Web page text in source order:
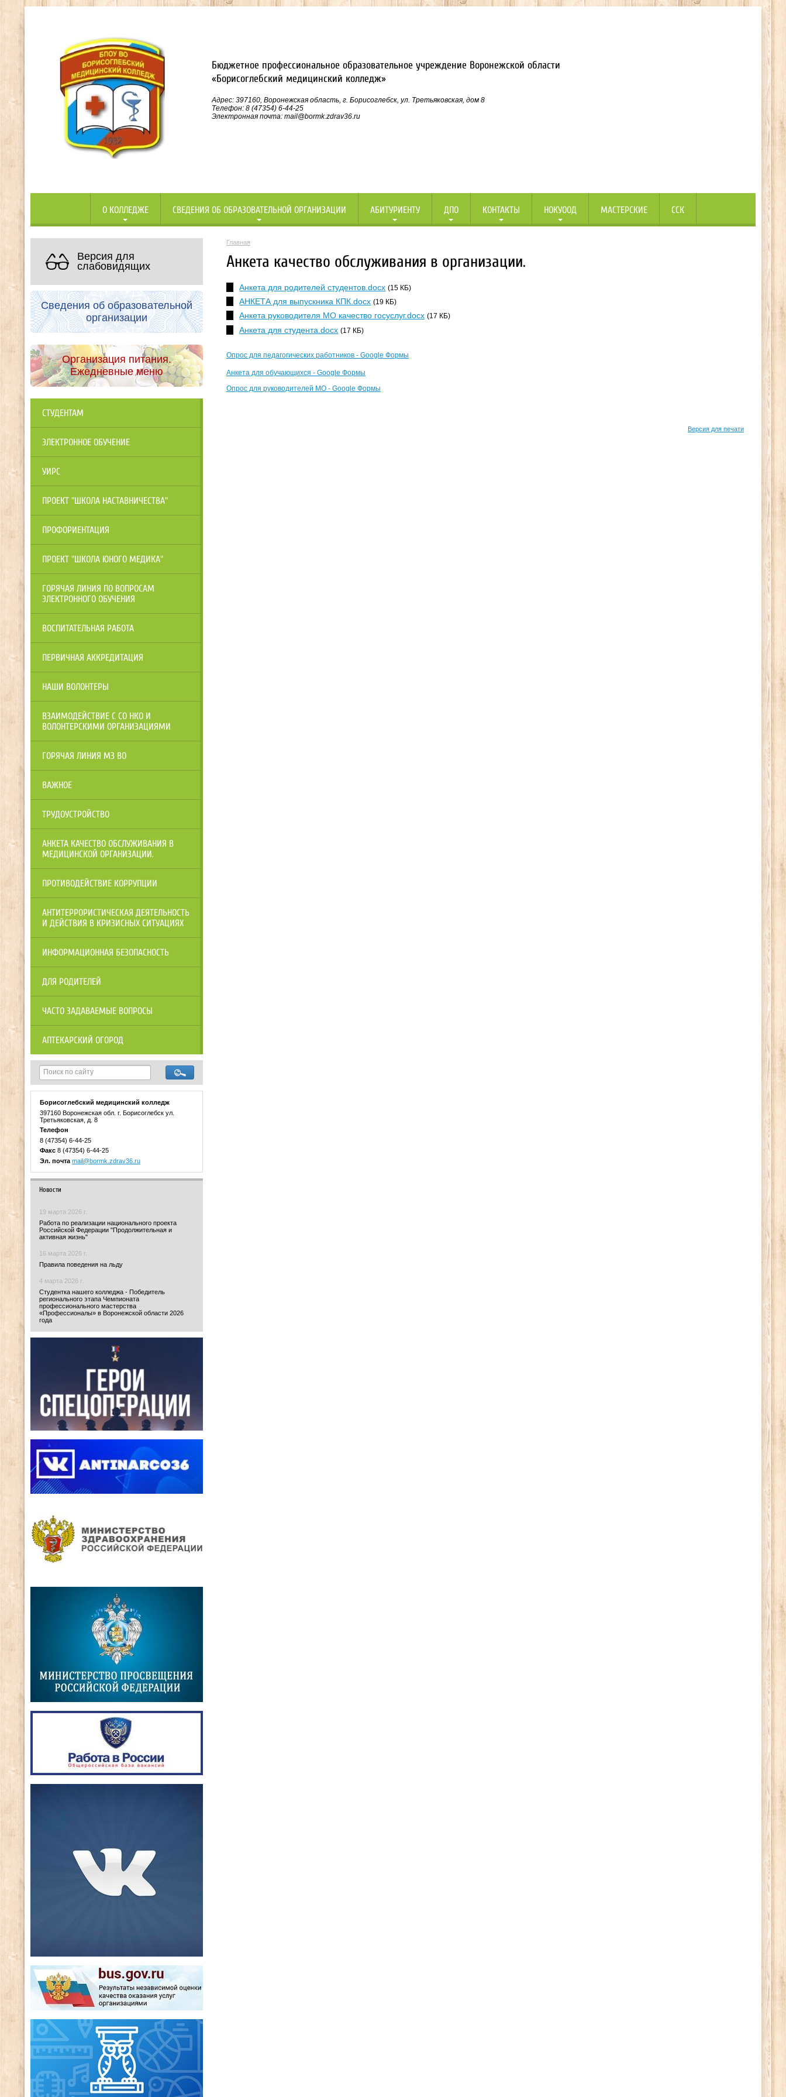
Бюджетное профессиональное образовательное учреждение Воронежской области
«Борисоглебский медицинский колледж»
Адрес: 397160, Воронежская область, г. Борисоглебск, ул. Третьяковская, дом 8
Телефон: 8 (47354) 6-44-25
Электронная почта: mail@bormk.zdrav36.ru
О КОЛЛЕДЖЕ СВЕДЕНИЯ ОБ ОБРАЗОВАТЕЛЬНОЙ ОРГАНИЗАЦИИ АБИТУРИЕНТУ ДПО КОНТАКТЫ НОКУООД МАСТЕРСКИЕ ССК
Версия для
слабовидящих
Сведения об образовательной
организации
Организация питания.
Ежедневные меню
СТУДЕНТАМ
ЭЛЕКТРОННОЕ ОБУЧЕНИЕ
УИРС
ПРОЕКТ "ШКОЛА НАСТАВНИЧЕСТВА"
ПРОФОРИЕНТАЦИЯ
ПРОЕКТ "ШКОЛА ЮНОГО МЕДИКА"
ГОРЯЧАЯ ЛИНИЯ ПО ВОПРОСАМ
ЭЛЕКТРОННОГО ОБУЧЕНИЯ
ВОСПИТАТЕЛЬНАЯ РАБОТА
ПЕРВИЧНАЯ АККРЕДИТАЦИЯ
НАШИ ВОЛОНТЕРЫ
ВЗАИМОДЕЙСТВИЕ С СО НКО И
ВОЛОНТЕРСКИМИ ОРГАНИЗАЦИЯМИ
ГОРЯЧАЯ ЛИНИЯ МЗ ВО
ВАЖНОЕ
ТРУДОУСТРОЙСТВО
АНКЕТА КАЧЕСТВО ОБСЛУЖИВАНИЯ В
МЕДИЦИНСКОЙ ОРГАНИЗАЦИИ.
ПРОТИВОДЕЙСТВИЕ КОРРУПЦИИ
АНТИТЕРРОРИСТИЧЕСКАЯ ДЕЯТЕЛЬНОСТЬ
И ДЕЙСТВИЯ В КРИЗИСНЫХ СИТУАЦИЯХ
ИНФОРМАЦИОННАЯ БЕЗОПАСНОСТЬ
ДЛЯ РОДИТЕЛЕЙ
ЧАСТО ЗАДАВАЕМЫЕ ВОПРОСЫ
АПТЕКАРСКИЙ ОГОРОД
Борисоглебский медицинский колледж
397160 Воронежская обл. г. Борисоглебск ул.
Третьяковская, д. 8
Телефон
8 (47354) 6-44-25
Факс 8 (47354) 6-44-25
Эл. почта mail@bormk.zdrav36.ru
Новости
19 марта 2026 г.
Работа по реализации национального проекта
Российской Федерации "Продолжительная и
активная жизнь"
16 марта 2026 г.
Правила поведения на льду
4 марта 2026 г.
Студентка нашего колледжа - Победитель
регионального этапа Чемпионата
профессионального мастерства
«Профессионалы» в Воронежской области 2026
года
Главная
Анкета качество обслуживания в организации.
Анкета для родителей студентов.docx (15 КБ)
АНКЕТА для выпускника КПК.docx (19 КБ)
Анкета руководителя МО качество госуслуг.docx (17 КБ)
Анкета для студента.docx (17 КБ)
Опрос для педагогических работников - Google Формы
Анкета для обучающихся - Google Формы
Опрос для руководителей МО - Google Формы
Версия для печати